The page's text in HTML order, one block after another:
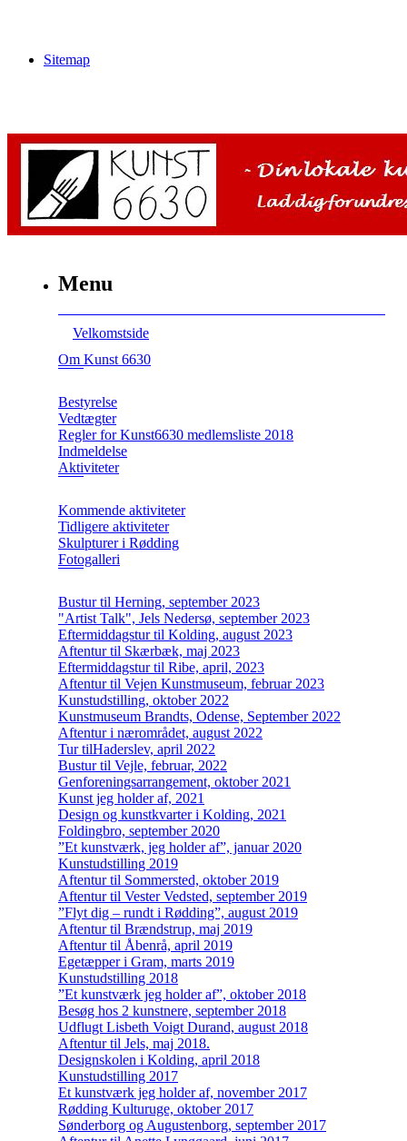
Sitemap
Menu
Velkomstside
Om Kunst 6630
Bestyrelse
Vedtægter
Regler for Kunst6630 medlemsliste 2018
Indmeldelse
Aktiviteter
Kommende aktiviteter
Tidligere aktiviteter
Skulpturer i Rødding
Fotogalleri
Bustur til Herning, september 2023
"Artist Talk", Jels Nedersø, september 2023
Eftermiddagstur til Kolding, august 2023
Aftentur til Skærbæk, maj 2023
Eftermiddagstur til Ribe, april, 2023
Aftentur til Vejen Kunstmuseum, februar 2023
Kunstudstilling, oktober 2022
Kunstmuseum Brandts, Odense, September 2022
Aftentur i nærområdet, august 2022
Tur tilHaderslev, april 2022
Bustur til Vejle, februar, 2022
Genforeningsarrangement, oktober 2021
Kunst jeg holder af, 2021
Design og kunstkvarter i Kolding, 2021
Foldingbro, september 2020
”Et kunstværk, jeg holder af”, januar 2020
Kunstudstilling 2019
Aftentur til Sommersted, oktober 2019
Aftentur til Vester Vedsted, september 2019
”Flyt dig – rundt i Rødding”, august 2019
Aftentur til Brændstrup, maj 2019
Aftentur til Åbenrå, april 2019
Egetæpper i Gram, marts 2019
Kunstudstilling 2018
”Et kunstværk jeg holder af”, oktober 2018
Besøg hos 2 kunstnere, september 2018
Udflugt Lisbeth Voigt Durand, august 2018
Aftentur til Jels, maj 2018.
Designskolen i Kolding, april 2018
Kunstudstilling 2017
Et kunstværk jeg holder af, november 2017
Rødding Kulturuge, oktober 2017
Sønderborg og Augustenborg, september 2017